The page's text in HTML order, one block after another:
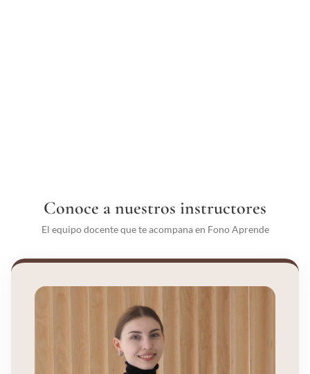
Conoce a nuestros instructores
El equipo docente que te acompana en Fono Aprende